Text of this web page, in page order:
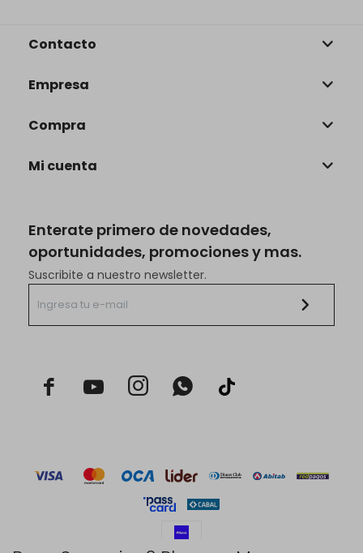
Enterate primero de novedades,
oportunidades, promociones y mas.
Suscribite a nuestro newsletter.
  
Contacto
Empresa
Compra
Mi cuenta